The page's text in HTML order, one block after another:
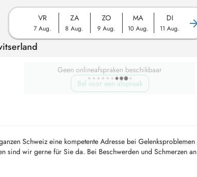
VR
7 Aug.
ZA
8 Aug.
ZO
9 Aug.
MA
10 Aug.
DI
11 Aug.
Geen onlineafspraken beschikbaar
Bel voor een afspraak
Schweiz eine kompetente Adresse bei Gelenksproblemen
sind wir gerne für Sie da. Bei Beschwerden und Schmerzen an